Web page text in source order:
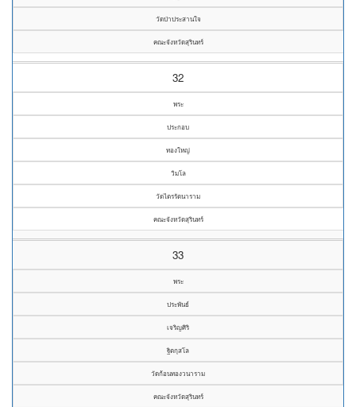
วัดป่าประสานใจ
คณะจังหวัดสุรินทร์
32
พระ
ประกอบ
ทองใหญ่
วิมโล
วัดไตรรัตนาราม
คณะจังหวัดสุรินทร์
33
พระ
ประพันธ์
เจริญศิริ
ฐิตกุสโล
วัดก้อนทองวนาราม
คณะจังหวัดสุรินทร์